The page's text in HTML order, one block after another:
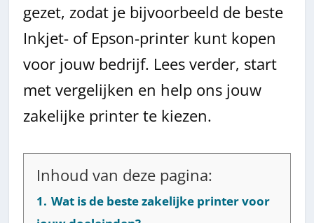
gezet, zodat je bijvoorbeeld de beste
Inkjet- of Epson-printer kunt kopen
voor jouw bedrijf. Lees verder, start
met vergelijken en help ons jouw
zakelijke printer te kiezen.
Inhoud van deze pagina:
1. Wat is de beste zakelijke printer voor